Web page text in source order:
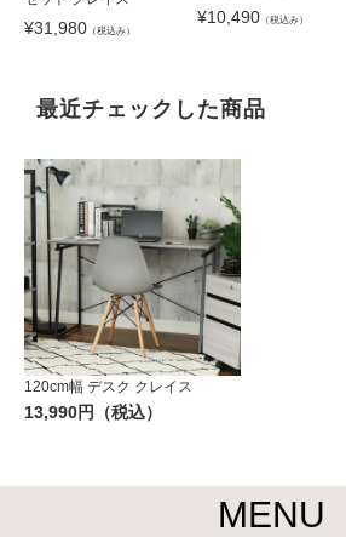
¥31,980 （税込み）
¥10,490 （税込み）
最近チェックした商品
120cm幅 デスク クレイス
13,990円（税込）
MENU